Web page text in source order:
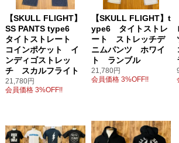
【SKULL FLIGHT】
SS PANTS type6
タイトストレート
コインポケット イ
ンディゴストレッ
チ スカルフライト
21,780円
会員価格 3%OFF!!
【SKULL FLIGHT】t
ype6 タイトストレ
ート ストレッチデ
ニムパンツ ホワイ
ト ランブル
21,780円
会員価格 3%OFF!!